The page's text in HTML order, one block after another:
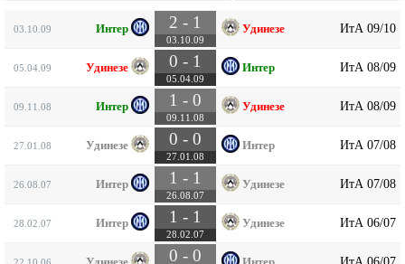
03.10.09 Интер 2 - 1
03.10.09
Удинезе ИтА 09/10
05.04.09 Удинезе 0 - 1
05.04.09
Интер ИтА 08/09
09.11.08 Интер 1 - 0
09.11.08
Удинезе ИтА 08/09
27.01.08 Удинезе 0 - 0
27.01.08
Интер ИтА 07/08
26.08.07 Интер 1 - 1
26.08.07
Удинезе ИтА 07/08
28.02.07 Интер 1 - 1
28.02.07
Удинезе ИтА 06/07
0 - 0